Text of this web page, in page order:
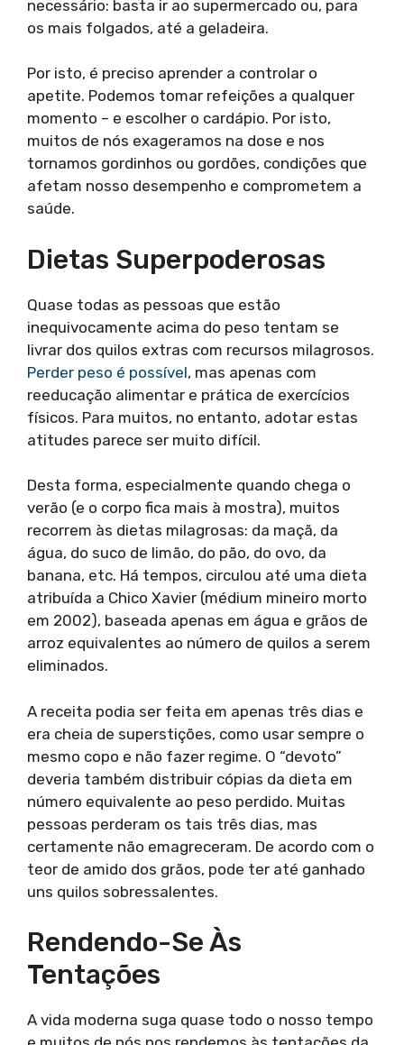
necessário: basta ir ao supermercado ou, para
os mais folgados, até a geladeira.
Por isto, é preciso aprender a controlar o
apetite. Podemos tomar refeições a qualquer
momento – e escolher o cardápio. Por isto,
muitos de nós exageramos na dose e nos
tornamos gordinhos ou gordões, condições que
afetam nosso desempenho e comprometem a
saúde.
Dietas Superpoderosas
Quase todas as pessoas que estão
inequivocamente acima do peso tentam se
livrar dos quilos extras com recursos milagrosos.
Perder peso é possível, mas apenas com
reeducação alimentar e prática de exercícios
físicos. Para muitos, no entanto, adotar estas
atitudes parece ser muito difícil.
Desta forma, especialmente quando chega o
verão (e o corpo fica mais à mostra), muitos
recorrem às dietas milagrosas: da maçã, da
água, do suco de limão, do pão, do ovo, da
banana, etc. Há tempos, circulou até uma dieta
atribuída a Chico Xavier (médium mineiro morto
em 2002), baseada apenas em água e grãos de
arroz equivalentes ao número de quilos a serem
eliminados.
A receita podia ser feita em apenas três dias e
era cheia de superstições, como usar sempre o
mesmo copo e não fazer regime. O “devoto”
deveria também distribuir cópias da dieta em
número equivalente ao peso perdido. Muitas
pessoas perderam os tais três dias, mas
certamente não emagreceram. De acordo com o
teor de amido dos grãos, pode ter até ganhado
uns quilos sobressalentes.
Rendendo-Se Às
Tentações
A vida moderna suga quase todo o nosso tempo